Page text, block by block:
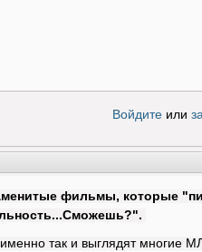
Войдитеили
фильмы, которые
так и выглядят многие